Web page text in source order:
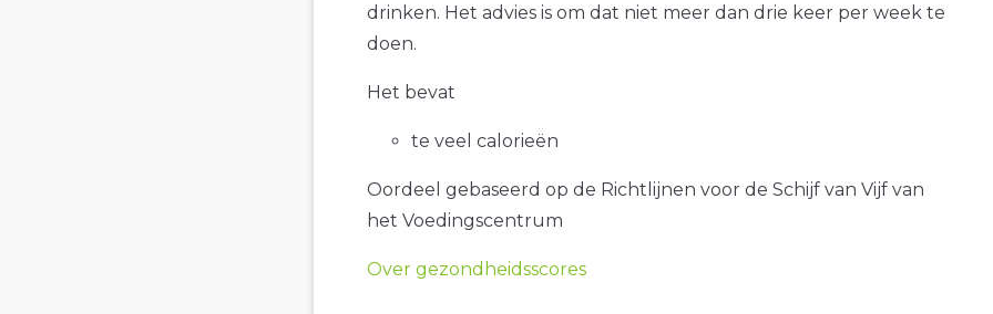
drinken. Het advies is om dat niet meer dan drie keer per week te
doen.
Het bevat
te veel calorieën
Oordeel gebaseerd op de Richtlijnen voor de Schijf van Vijf van
het Voedingscentrum
Over gezondheidsscores